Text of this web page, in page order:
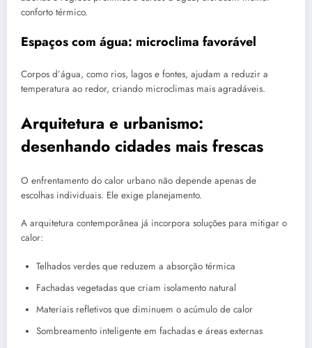
conforto térmico.
Espaços com água: microclima favorável
Corpos d’água, como rios, lagos e fontes, ajudam a reduzir a
temperatura ao redor, criando microclimas mais agradáveis.
Arquitetura e urbanismo:
desenhando cidades mais frescas
O enfrentamento do calor urbano não depende apenas de
escolhas individuais. Ele exige planejamento.
A arquitetura contemporânea já incorpora soluções para mitigar o
calor:
Telhados verdes que reduzem a absorção térmica
Fachadas vegetadas que criam isolamento natural
Materiais refletivos que diminuem o acúmulo de calor
Sombreamento inteligente em fachadas e áreas externas